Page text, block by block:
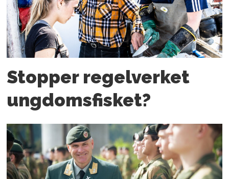
Stopper regelverket
ungdoms­fisket?